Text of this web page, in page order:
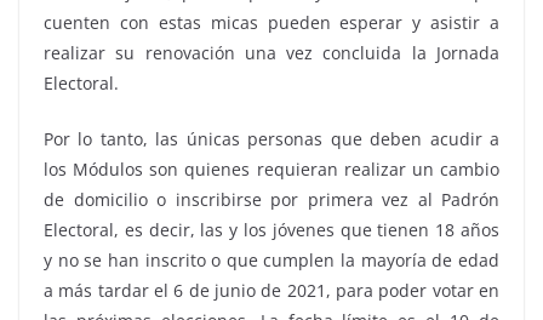
cuenten con estas micas pueden esperar y asistir a
realizar su renovación una vez concluida la Jornada
Electoral.
Por lo tanto, las únicas personas que deben acudir a
los Módulos son quienes requieran realizar un cambio
de domicilio o inscribirse por primera vez al Padrón
Electoral, es decir, las y los jóvenes que tienen 18 años
y no se han inscrito o que cumplen la mayoría de edad
a más tardar el 6 de junio de 2021, para poder votar en